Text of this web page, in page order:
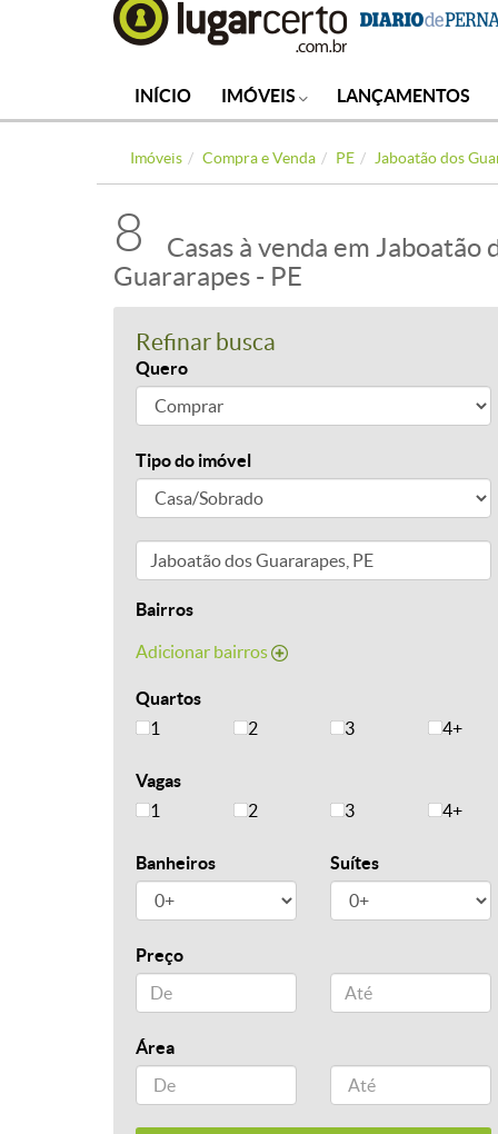
INÍCIO IMÓVEIS LANÇAMENTOS
Imóveis Compra e Venda PE Jaboatão dos
8
Casas à venda em Jaboatão
Guararapes - PE
Refinar busca
Quero
Tipo do imóvel
Bairros
Adicionar bairros
Quartos
1
2 3 4+
Vagas
1
2 3 4+
Banheiros Suítes
Preço
Área